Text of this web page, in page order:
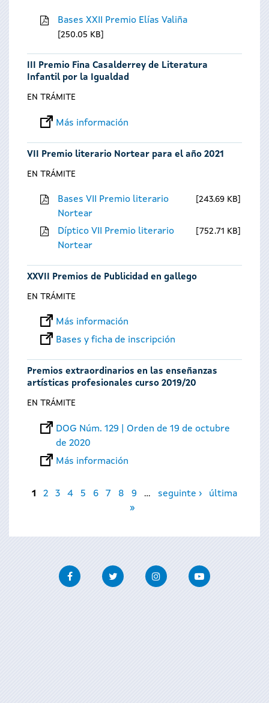
Bases XXII Premio Elías Valiña
250.05 KB
III Premio Fina Casalderrey de Literatura
Infantil por la Igualdad
EN TRÁMITE
Más información
VII Premio literario Nortear para el año 2021
EN TRÁMITE
Bases VII Premio literario
Nortear
243.69 KB
Díptico VII Premio literario
Nortear
752.71 KB
XXVII Premios de Publicidad en gallego
EN TRÁMITE
Más información
Bases y ficha de inscripción
Premios extraordinarios en las enseñanzas
artísticas profesionales curso 2019/20
EN TRÁMITE
DOG Núm. 129 | Orden de 19 de octubre
de 2020
Más información
Páginas
1 2 3 4 5 6 7 8 9 … seguinte ›
última
»
FacebookTwitter InstagramYoutube